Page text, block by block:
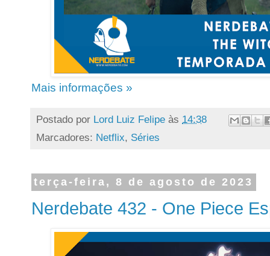
Mais informações »
Postado por Lord Luiz Felipe às 14:38
Marcadores: Netflix, Séries
terça-feira, 8 de agosto de 2023
Nerdebate 432 - One Piece